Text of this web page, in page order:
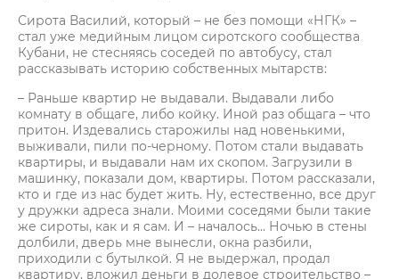
Сирота Василий, который – не без помощи «НГК» –
стал уже медийным лицом сиротского сообщества
Кубани, не стесняясь соседей по автобусу, стал
рассказывать историю собственных мытарств:
– Раньше квартир не выдавали. Выдавали либо
комнату в общаге, либо койку. Иной раз общага – что
притон. Издевались старожилы над новенькими,
выживали, пили по-черному. Потом стали выдавать
квартиры, и выдавали нам их скопом. Загрузили в
машинку, показали дом, квартиры. Потом рассказали,
кто и где из нас будет жить. Ну, естественно, все друг
у дружки адреса знали. Моими соседями были такие
же сироты, как и я сам. И – началось... Ночью в стены
долбили, дверь мне вынесли, окна разбили,
приходили с бутылкой. Я не выдержал, продал
квартиру, вложил деньги в долевое строительство –